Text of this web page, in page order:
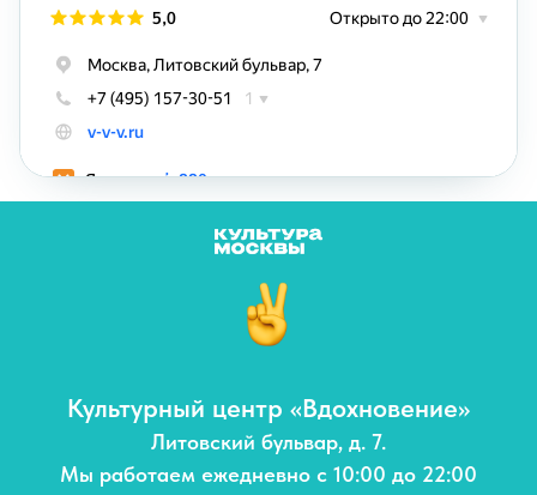
Культурный центр «Вдохновение»
Литовский бульвар, д. 7.
Мы работаем ежедневно с 10:00 до 22:00